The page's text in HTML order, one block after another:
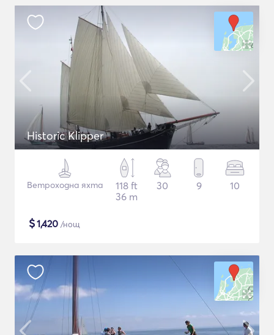
Historic Klipper
Ветроходна яхта
118 ft
36 m
30 9 10
$1,420 /нощ